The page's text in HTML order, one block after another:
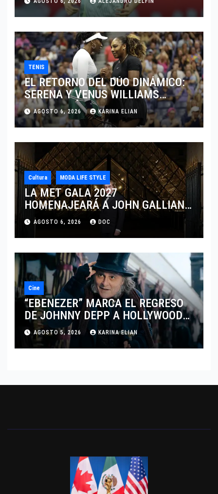
TENIS
EL RETORNO DEL DÚO DINÁMICO:
SERENA Y VENUS WILLIAMS
DISPUTARÁN LOS DOBLES EN
CINCINNATI 2026
AGOSTO 6, 2026 KARINA ELIAN
Cultura MODA LIFE STYLE
LA MET GALA 2027
HOMENAJEARÁ A JOHN GALLIANO
MARCANDO EL REGRESO DEL REY
DEL DRAMATISMO
AGOSTO 6, 2026 DOC
Cine
“EBENEZER” MARCA EL REGRESO
DE JOHNNY DEPP A HOLLYWOOD
TRAS SU PASO POR EL CINE
INDEPENDIENTE EUROPEO
AGOSTO 5, 2026 KARINA ELIAN